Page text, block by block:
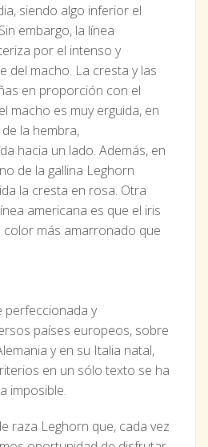
siendo algo inferior el
embargo, la línea
por el intenso y
del macho. La cresta y las
en proporción con el
macho es muy erguida, en
la hembra,
hacia un lado. Además, en
de la gallina Leghorn
la cresta en rosa. Otra
americana es que el iris
más amarronado que
perfeccionada y
países europeos, sobre
y en su Italia natal,
en un sólo texto se ha
imposible.
raza Leghorn que, cada vez